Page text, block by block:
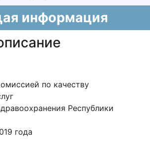
информация
по качеству
Республики
года